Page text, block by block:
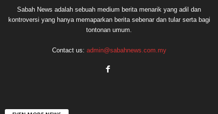
Sabah News adalah sebuah medium berita menarik yang adil dan
kontroversi yang hanya memaparkan berita sebenar dan tular serta bagi
tontonan umum.
Contact us: admin@sabahnews.com.my